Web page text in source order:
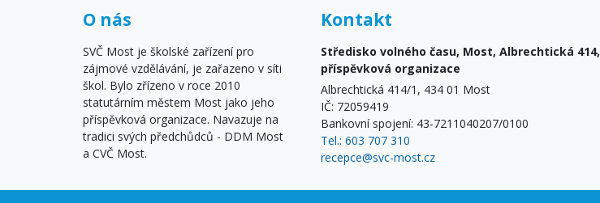
O nás
SVČ Most je školské zařízení pro
zájmové vzdělávání, je zařazeno v síti
škol. Bylo zřízeno v roce 2010
statutárním městem Most jako jeho
příspěvková organizace. Navazuje na
tradici svých předchůdců - DDM Most
a CVČ Most.
Kontakt
Středisko volného času, Most, Albrechtická 414,
příspěvková organizace
Albrechtická 414/1, 434 01 Most
IČ: 72059419
Bankovní spojení: 43-7211040207/0100
Tel.: 603 707 310
recepce@svc-most.cz